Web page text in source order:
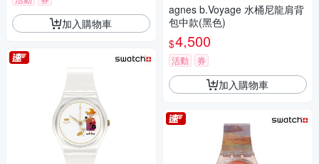
加入購物車
agnes b.Voyage 水桶尼龍肩背
包中款(黑色)
$4,500
活動 券
加入購物車